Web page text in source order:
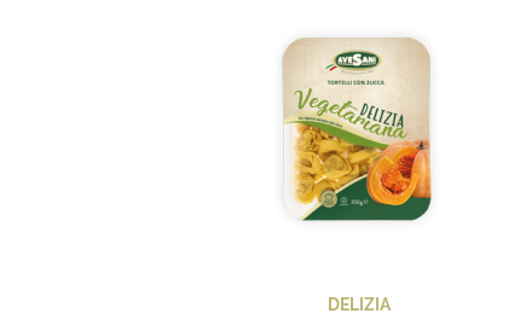
DELIZIA